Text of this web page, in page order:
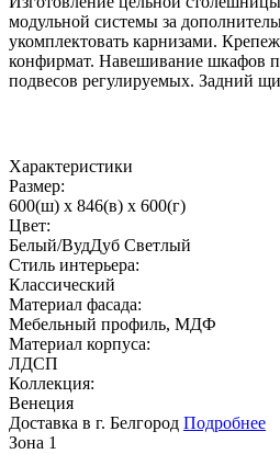
модульной системы за
укомплектовать карнизами.
конфирмат. Навешивание шкафов
подвесов регулируемых. Задний
Характеристики
Размер:
600(ш) x 846(в) x 600(г)
Цвет:
Белый/ВудДуб Светлый
Стиль интерьера:
Классический
Материал фасада:
Мебельный профиль, МДФ
Материал корпуса:
ЛДСП
Коллекция:
Венеция
Доставка в г. Белгород Подробнее
Зона 1